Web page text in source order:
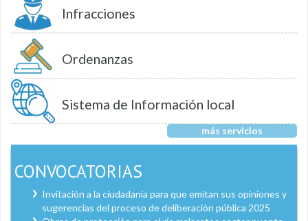
Infracciones
Ordenanzas
Sistema de Información local
más servicios
CONVOCATORIAS
Invitación a la ciudadanía para que emitan sus opiniones y
sugerencias del proceso de deliberación pública 2025